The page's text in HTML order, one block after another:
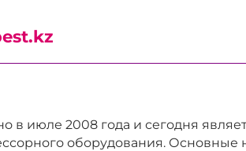
в июле 2008 года и сегодня
оборудования. Основные